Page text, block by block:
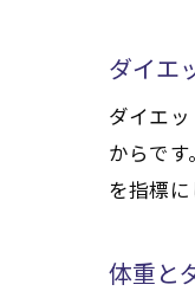
ダイエ
ダイエ
からで
を指標
体重と